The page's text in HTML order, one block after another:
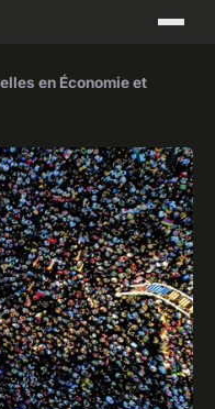
en Économie et